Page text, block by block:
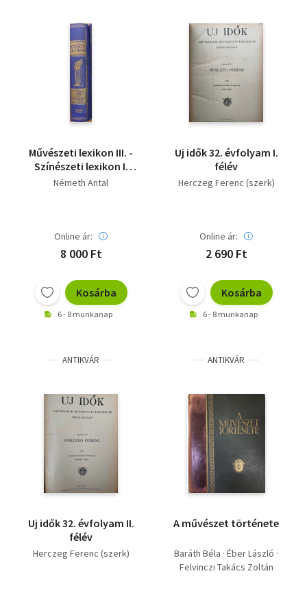
Művészeti lexikon III. -
Színészeti lexikon I.
(Aalbach-Mihályfi)
Németh Antal
Online ár:
8 000 Ft
Kosárba
6 - 8 munkanap
Uj idők 32. évfolyam I.
félév
Herczeg Ferenc (szerk)
Online ár:
2 690 Ft
Kosárba
6 - 8 munkanap
ANTIKVÁR
Uj idők 32. évfolyam II.
félév
Herczeg Ferenc (szerk)
ANTIKVÁR
A művészet története
Baráth Béla · Éber László ·
Felvinczi Takács Zoltán